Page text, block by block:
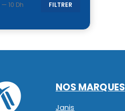
FILTRER
— 10 Dh
NOS MARQUES
Janis